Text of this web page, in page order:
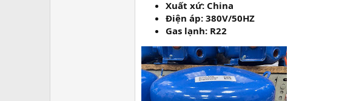
Xuất xứ: China
Điện áp: 380V/50HZ
Gas lạnh: R22